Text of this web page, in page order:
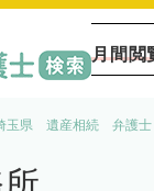
月間閲
玉県 遺産相続 弁護士